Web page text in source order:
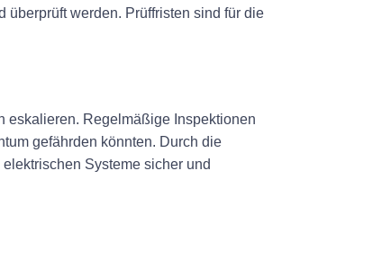
werden. Prüffristen sind für die
eskalieren. Regelmäßige Inspektionen
gefährden könnten. Durch die
Systeme sicher und